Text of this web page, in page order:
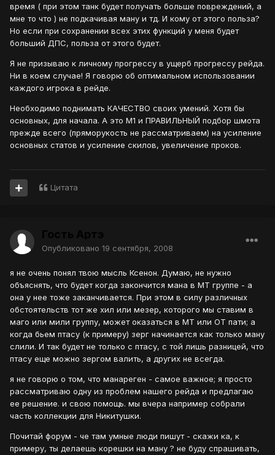
время ( при этом танк будет получать больше повреждений, а
мне то что ) не подкачивая ману и тд. И кому от этого польза?
Но если при сохранении всех этих функций у меня будет
больший ДПС, польза от этого будет.
Я не призываю к личному прогрессу в ущерб прогрессу рейда.
Ни в коем случае! Я говорю об оптимальном использовании
каждого игрока в рейде.
Необходимо поднимать КАЧЕСТВО своих умений. Хотя бы
основных, для начала. А это М1 и ПРАВИЛЬНЫЙ подбор шмота
прежде всего (пряморукость не рассматриваем) на усиление
основных статов и усиление скилов, увеличение проков.
Цитата
Опубликовано 19 сентября, 2008
я не очень понял твою мысль Ксенон. Думаю, не нужно
объяснять, что будет когда закончится мана в МТ группе - а
она у нее тоже заканчивается. При этом в силу различных
обстоятельств тот же хил или мезер, которого мы ставим в
маго или мили группу, может оказаться в МТ или ОТ пати; а
когда бьем птасу (к примеру) зерг начинается как только ману
слили. И так будет не только с птасу, с той лишь разницей, что
птасу еще можно зергом валить, а других не всегда.
я не говорю о том, что манареген - самое важное; я просто
рассматриваю одну из проблем нашего рейда и предлагаю
ее решение. и свою помощь. мы вчера например собрали
часть коллекции для Никитушки.
Почитай форум - че там умные люди пишут - скажи ка, к
примеру, ты делаешь корешки на ману ? не буду спрашивать,